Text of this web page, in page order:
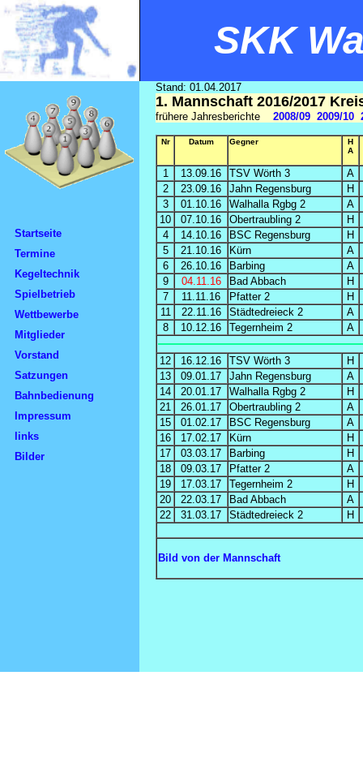
SKK
Startseite
Termine
Kegeltechnik
Spielbetrieb
Wettbewerbe
Mitglieder
Vorstand
Satzungen
Bahnbedienung
Impressum
links
Bilder
Stand: 01.04.2017
1. Mannschaft 2016/2017
frühere Jahresberichte 2008/09 2009/10
Nr Datum Gegner
H
A
1 13.09.16 TSV Wörth 3
A
2
23.09.16 Jahn Regensburg
H
3
01.10.16 Walhalla Rgbg 2
A
10
07.10.16 Obertraubling 2
H
4
14.10.16 BSC Regensburg
H
5
21.10.16 Kürn
A
6
26.10.16 Barbing
A
9
04.11.16 Bad Abbach
H
7
11.11.16 Pfatter 2
H
11
22.11.16 Städtedreieck 2
A
8
10.12.16 Tegernheim 2 A
12 16.12.16 TSV Wörth 3
H
13
09.01.17 Jahn Regensburg
A
14
20.01.17 Walhalla Rgbg 2
H
21
26.01.17 Obertraubling 2
A
15
01.02.17 BSC Regensburg
A
16
17.02.17 Kürn
H
17
03.03.17 Barbing
H
18
09.03.17 Pfatter 2
A
19
17.03.17 Tegernheim 2
H
20
22.03.17 Bad Abbach
A
22
31.03.17 Städtedreieck 2 H
Bild von der Mannschaft